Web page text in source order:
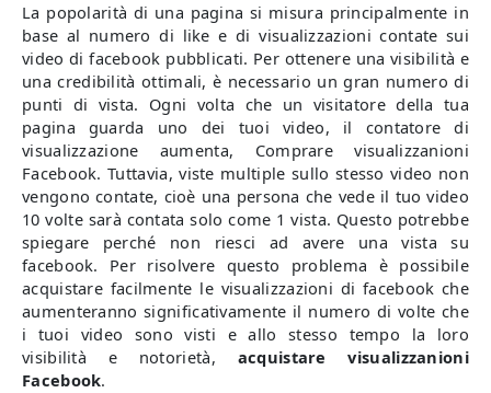
La popolarità di una pagina si misura principalmente in
base al numero di like e di visualizzazioni contate sui
video di facebook pubblicati. Per ottenere una visibilità e
una credibilità ottimali, è necessario un gran numero di
punti di vista. Ogni volta che un visitatore della tua
pagina guarda uno dei tuoi video, il contatore di
visualizzazione aumenta, Comprare visualizzanioni
Facebook. Tuttavia, viste multiple sullo stesso video non
vengono contate, cioè una persona che vede il tuo video
10 volte sarà contata solo come 1 vista. Questo potrebbe
spiegare perché non riesci ad avere una vista su
facebook. Per risolvere questo problema è possibile
acquistare facilmente le visualizzazioni di facebook che
aumenteranno significativamente il numero di volte che
i tuoi video sono visti e allo stesso tempo la loro
visibilità e notorietà, acquistare visualizzanioni
Facebook.